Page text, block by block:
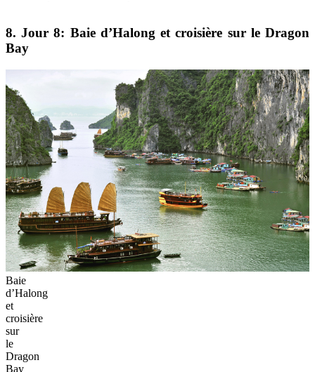
8. Jour 8: Baie d’Halong et croisière sur le Dragon
Bay
Baie
d’Halong
et
croisière
sur
le
Dragon
Bay